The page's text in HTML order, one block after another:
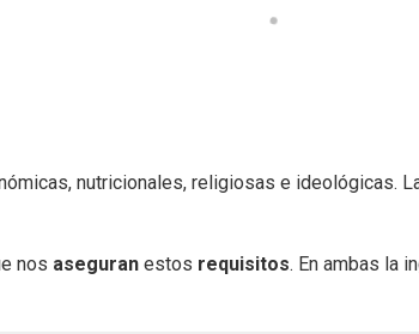
nutricionales, religiosas e ideológicas.
nos aseguran estos requisitos. En ambas la